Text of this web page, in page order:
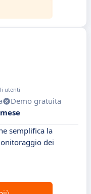
utenti
Demo gratuita
semplifica la
dei